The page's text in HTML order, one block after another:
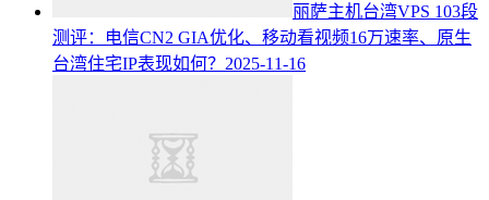
丽萨主机台湾VPS 103段
测评：电信CN2 GIA优化、移动看视频16万速率、原生
台湾住宅IP表现如何？ 2025-11-16